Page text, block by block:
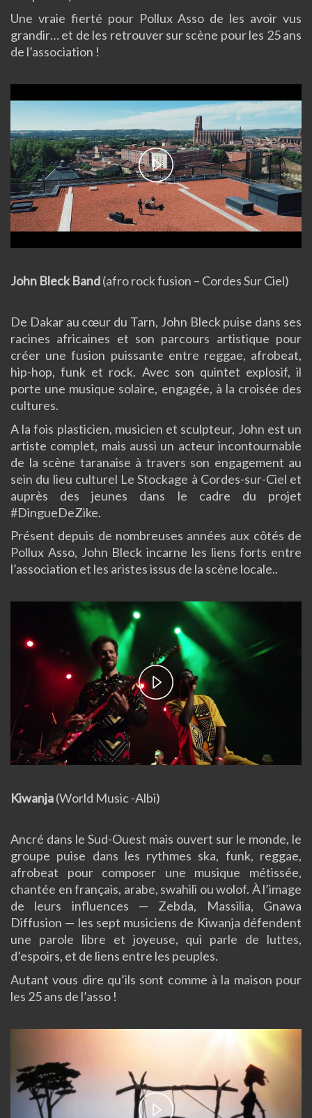
Une vraie fierté pour Pollux Asso de les avoir vus
grandir… et de les retrouver sur scène pour les 25 ans
de l’association !
Play
Video
John Bleck Band(afro rock fusion – Cordes Sur Ciel)
De Dakar au cœur du Tarn, John Bleck puise dans ses
racines africaines et son parcours artistique pour
créer une fusion puissante entre reggae, afrobeat,
hip-hop, funk et rock. Avec son quintet explosif, il
porte une musique solaire, engagée, à la croisée des
cultures.
A la fois plasticien, musicien et sculpteur, John est un
artiste complet, mais aussi un acteur incontournable
de la scène taranaise à travers son engagement au
sein du lieu culturel Le Stockage à Cordes-sur-Ciel et
auprès des jeunes dans le cadre du projet
#DingueDeZike.
Présent depuis de nombreuses années aux côtés de
Pollux Asso, John Bleck incarne les liens forts entre
l’association et les aristes issus de la scène locale..
Play
Video
Kiwanja(World Music -Albi)
Ancré dans le Sud-Ouest mais ouvert sur le monde, le
groupe puise dans les rythmes ska, funk, reggae,
afrobeat pour composer une musique métissée,
chantée en français, arabe, swahili ou wolof. À l’image
de leurs influences — Zebda, Massilia, Gnawa
Diffusion — les sept musiciens de Kiwanja défendent
une parole libre et joyeuse, qui parle de luttes,
d’espoirs, et de liens entre les peuples.
Autant vous dire qu’ils sont comme à la maison pour
les 25 ans de l’asso !